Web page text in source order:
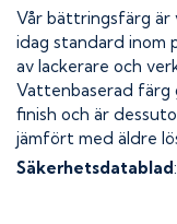
Vår bättringsfärg är
idag standard inom
av lackerare och
Vattenbaserad färg
finish och är
jämfört med äldre
Säkerhetsdatablad: